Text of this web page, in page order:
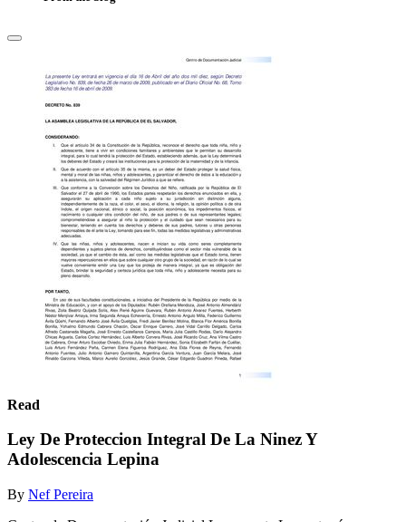
Read
Ley De Proteccion Integral De La Ninez Y
Adolescencia Lepina
By Nef Pereira